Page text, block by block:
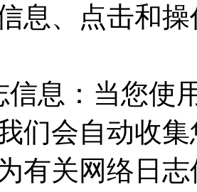
息、点击和
信息：当您使
们会自动收
有关网络日